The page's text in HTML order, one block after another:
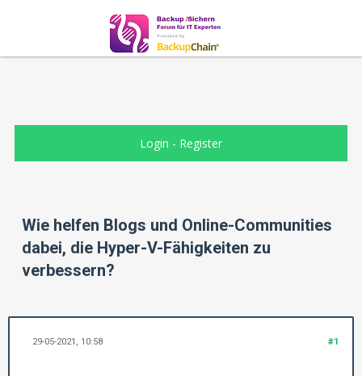
Login - Register
Wie helfen Blogs und Online-Communities
dabei, die Hyper-V-Fähigkeiten zu
verbessern?
#1
29-05-2021, 10:58